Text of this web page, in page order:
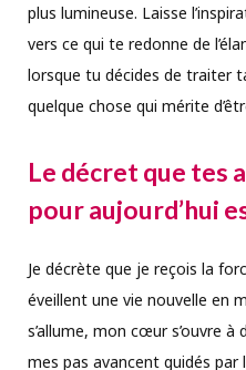
plus lumineuse. Laisse
vers ce qui te redonne de
lorsque tu décides de traiter
quelque chose qui mérite
Le décret que tes
pour aujourd’hui
Je décrète que je reçois la
éveillent une vie nouvelle en
s’allume, mon cœur s’ouvre
mes pas avancent guidés par